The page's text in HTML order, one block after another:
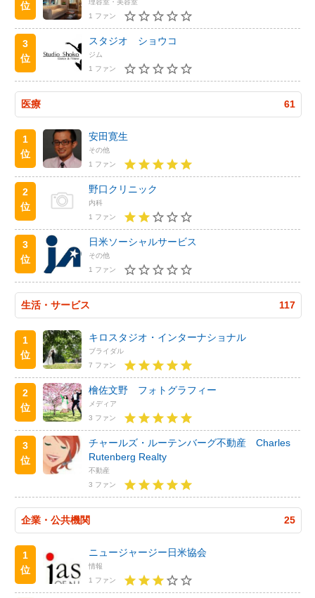
位
1 ファン
3
位
スタジオ ショウコ
ジム
1 ファン
医療 61
1
位
安田寛生
その他
1 ファン
2
位
野口クリニック
内科
1 ファン
3
位
日米ソーシャルサービス
その他
1 ファン
生活・サービス 117
1
位
キロスタジオ・インターナショナル
ブライダル
7 ファン
2
位
檜佐文野 フォトグラフィー
メディア
3 ファン
3
位
チャールズ・ルーテンバーグ不動産 Charles
Rutenberg Realty
不動産
3 ファン
企業・公共機関 25
1
位
ニュージャージー日米協会
情報
1 ファン